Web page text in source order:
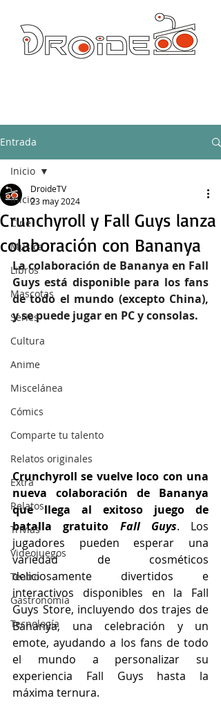
Entrada
Inicio
Cine
Música
Libros
Mascotas
Series
Cultura
Anime
Miscelánea
Cómics
Comparte tu talento
Relatos originales
Extra
Relatos
Trivias
Videojuegos
Teatro
Gastronomía
Tecnología
Inicio
Crunchyroll y Fall Guys lanza
colaboración con Bananya
DroideTV
23 may 2024
La colaboración de Bananya en Fall
Guys está disponible para los fans
de todo el mundo (excepto China),
y se puede jugar en PC y consolas.
Crunchyroll se vuelve loco con una
nueva colaboración de Bananya
que llega al exitoso juego de
batalla gratuito Fall Guys. Los
jugadores pueden esperar una
variedad de cosméticos
deliciosamente divertidos e
interactivos disponibles en la Fall
Guys Store, incluyendo dos trajes de
Bananya, una celebración y un
emote, ayudando a los fans de todo
el mundo a personalizar su
experiencia Fall Guys hasta la
máxima ternura.